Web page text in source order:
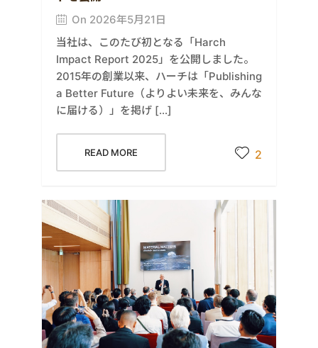
On 2026年5月21日
当社は、このたび初となる「Harch
Impact Report 2025」を公開しました。
2015年の創業以来、ハーチは「Publishing
a Better Future（よりよい未来を、みんな
に届ける）」を掲げ […]
READ MORE 2